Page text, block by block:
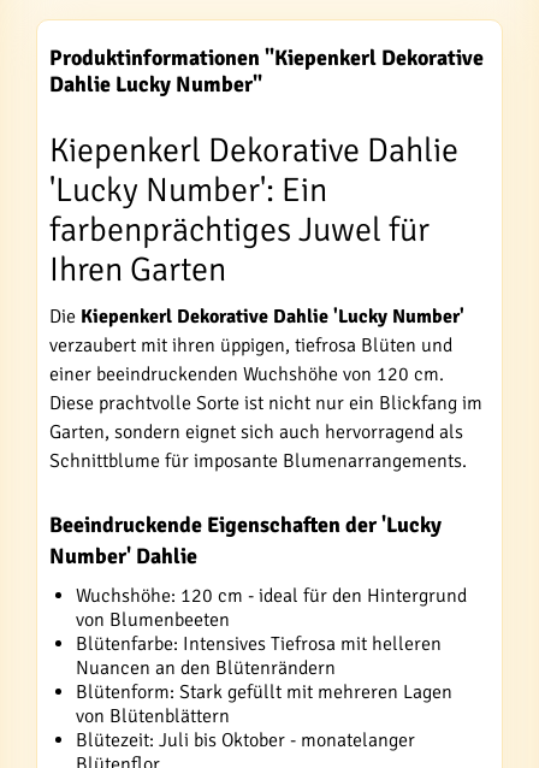
Produktinformationen "Kiepenkerl Dekorative
Dahlie Lucky Number"
Kiepenkerl Dekorative Dahlie
'Lucky Number': Ein
farbenprächtiges Juwel für
Ihren Garten
Die Kiepenkerl Dekorative Dahlie 'Lucky Number'
verzaubert mit ihren üppigen, tiefrosa Blüten und
einer beeindruckenden Wuchshöhe von 120 cm.
Diese prachtvolle Sorte ist nicht nur ein Blickfang im
Garten, sondern eignet sich auch hervorragend als
Schnittblume für imposante Blumenarrangements.
Beeindruckende Eigenschaften der 'Lucky
Number' Dahlie
Wuchshöhe: 120 cm - ideal für den Hintergrund
von Blumenbeeten
Blütenfarbe: Intensives Tiefrosa mit helleren
Nuancen an den Blütenrändern
Blütenform: Stark gefüllt mit mehreren Lagen
von Blütenblättern
Blütezeit: Juli bis Oktober - monatelanger